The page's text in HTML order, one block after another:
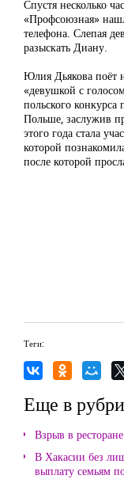
Спустя несколько
«Профсоюзная»
телефона. Слепая
разыскать Диану.
Юлия Дьякова поёт
«девушкой с
польского
Польше, заслужив
этого года стала
которой
после которой
Теги:
Еще в
Взрыв в
В Хакасии без
выплату семьям